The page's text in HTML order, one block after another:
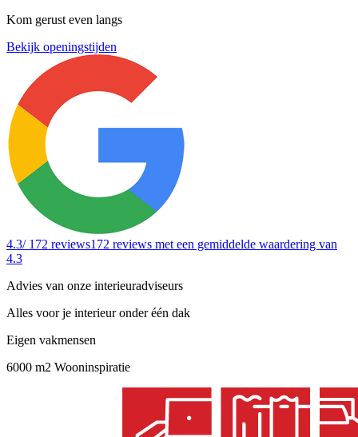
Kom gerust even langs
Bekijk openingstijden
4.3/ 172 reviews172 reviews met een gemiddelde waardering van
4.3
Advies van onze interieuradviseurs
Alles voor je interieur onder één dak
Eigen vakmensen
6000 m2 Wooninspiratie